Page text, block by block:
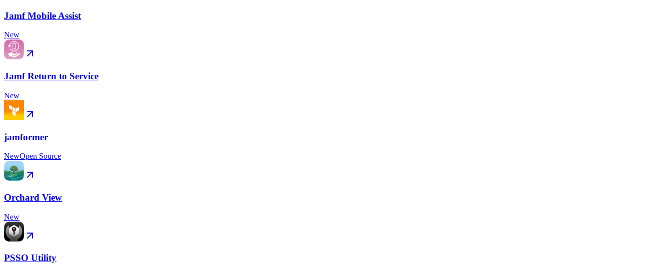
Jamf Mobile Assist
New
Jamf Return to Service
New
jamformer
NewOpen Source
Orchard View
New
PSSO Utility